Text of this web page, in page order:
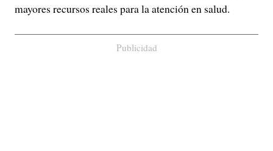
mayores recursos reales para la atención en salud.
Publicidad